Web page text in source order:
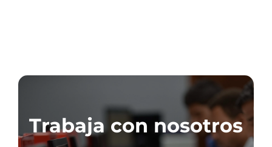
Trabaja con nosotros